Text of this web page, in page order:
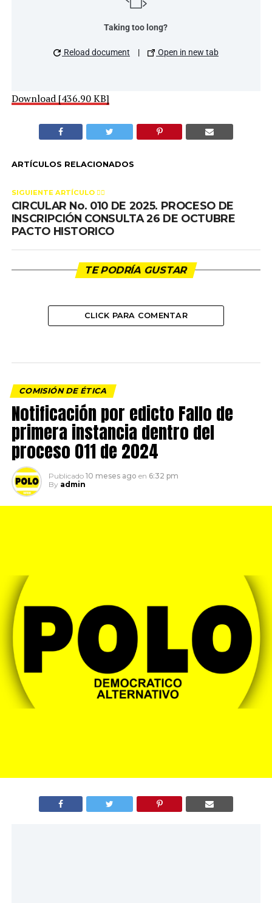
Taking too long?
Reload document | Open in new tab
Download [436.90 KB]
ARTÍCULOS RELACIONADOS
SIGUIENTE ARTÍCULO 👈🏻
CIRCULAR No. 010 DE 2025. PROCESO DE
INSCRIPCIÓN CONSULTA 26 DE OCTUBRE
PACTO HISTORICO
TE PODRÍA GUSTAR
CLICK PARA COMENTAR
COMISIÓN DE ÉTICA
Notificación por edicto Fallo de
primera instancia dentro del
proceso 011 de 2024
Publicado 10 meses ago en 6:32 pm
By admin